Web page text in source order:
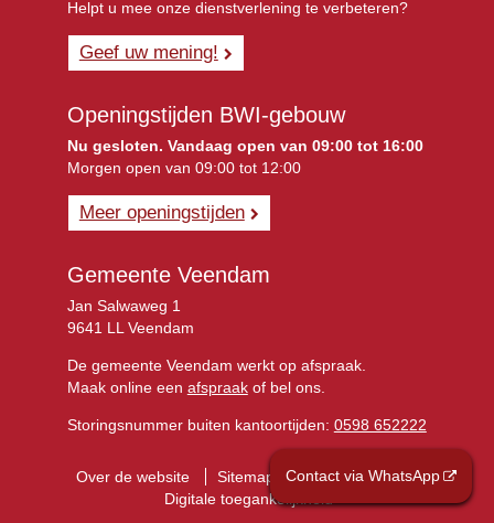
Contact via WhatsApp
Helpt u mee onze dienstverlening te verbeteren?
Geef uw mening!
Openingstijden BWI-gebouw
Nu gesloten. Vandaag open van 09:00 tot 16:00
Morgen open van 09:00 tot 12:00
Meer openingstijden
Gemeente Veendam
Jan Salwaweg 1
9641 LL Veendam
De gemeente Veendam werkt op afspraak.
Maak online een afspraakof bel ons.
Storingsnummer buiten kantoortijden: 0598 652222
Over de website Sitemap
Privacyverklaring
Digitale toegankelijkheid